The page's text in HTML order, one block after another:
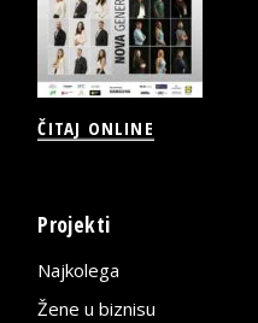
ČITAJ ONLINE
Projekti
Najkolega
Žene u biznisu